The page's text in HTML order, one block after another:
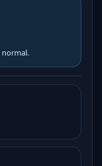
normal.